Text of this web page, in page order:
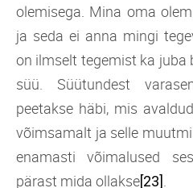
olemisega. Mina oma
ja seda ei anna mingi
on ilmselt tegemist ka juba
süü. Süütundest
peetakse häbi, mis
võimsamalt ja selle
enamasti võimalused
pärast mida ollakse[23]